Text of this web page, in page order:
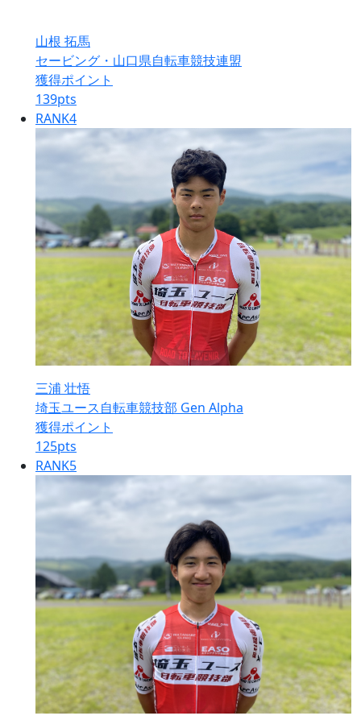
山根 拓馬
セービング・山口県自転車競技連盟
獲得ポイント
139pts
RANK4
三浦 壮悟
埼玉ユース自転車競技部 Gen Alpha
獲得ポイント
125pts
RANK5